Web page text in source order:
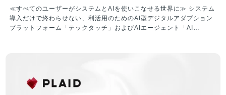
体制の中小企業が大多数であり、社内のIT人材も不足しているのが課
題となっています。 当社は、ノンデスク事業者向けのSaaS開発提供
により、生産性向上・労働時間短縮を促進していきます。
≪すべてのユーザーがシステムとAIを使いこなせる世界に≫ システム
導入だけで終わらせない、利活用のためのAI型デジタルアダプション
プラットフォーム「テックタッチ」およびAIエージェント「AI
よるUI改善や自動操作による生産性改善など、アジャイルなDXを現場
主導でリードすることができ、主に従業員数千人～数万人のエンター